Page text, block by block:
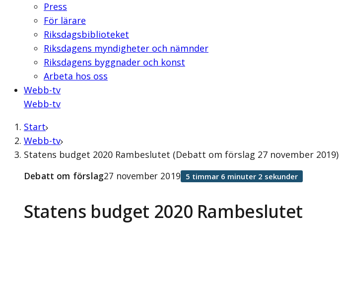
Press
För lärare
Riksdagsbiblioteket
Riksdagens myndigheter och nämnder
Riksdagens byggnader och konst
Arbeta hos oss
Webb-tv
Webb-tv
Start
Webb-tv
Statens budget 2020 Rambeslutet (Debatt om förslag 27 november 2019)
Statens budget 2020 Rambeslutet
Debatt om förslag27 november 2019 5 timmar 6 minuter 2 sekunder